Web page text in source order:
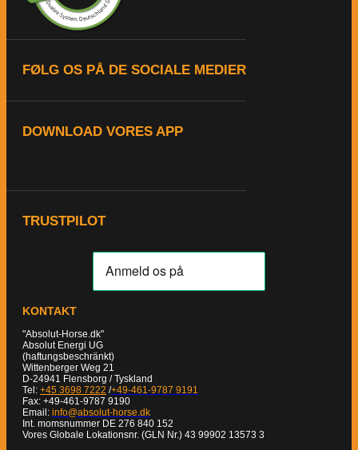
FØLG OS PÅ DE SOCIALE MEDIER
DOWNLOAD VORES APP
TRUSTPILOT
KONTAKT
"Absolut-Horse.dk"
Absolut Energi UG
(haftungsbeschränkt)
Wittenberger Weg 21
D-24941 Flensborg / Tyskland
Tel: +45 3698 7222 /+49-461-9787 9191
Fax: +49-461-9787 9190
Email: info@absolut-horse.dk
Int. momsnummer DE 276 840 152
Vores Globale Lokationsnr. (GLN Nr.) 43 99902 13573 3